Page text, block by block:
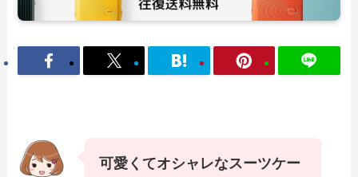
可愛くてオシャレなスーツケー